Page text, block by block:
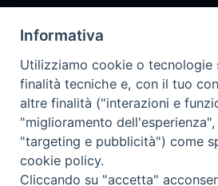
dalle 9.00 alle
tel. +39 0481
Ufficio
Informativa
Utilizziamo cookie o tecnologie
finalità tecniche e, con il tuo
altre finalità ("interazioni e
"miglioramento
"targeting e pubblicità") come
cookie policy.
Cliccando su "accetta"